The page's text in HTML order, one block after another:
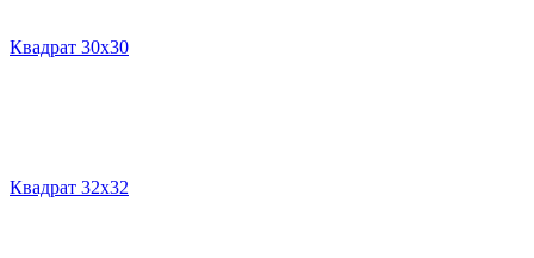
Квадрат 30х30
Квадрат 32х32